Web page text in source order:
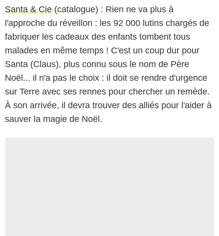
Santa & Cie (catalogue) : Rien ne va plus à
l'approche du réveillon : les 92 000 lutins chargés de
fabriquer les cadeaux des enfants tombent tous
malades en même temps ! C'est un coup dur pour
Santa (Claus), plus connu sous le nom de Père
Noël... il n'a pas le choix : il doit se rendre d'urgence
sur Terre avec ses rennes pour chercher un remède.
À son arrivée, il devra trouver des alliés pour l'aider à
sauver la magie de Noël.